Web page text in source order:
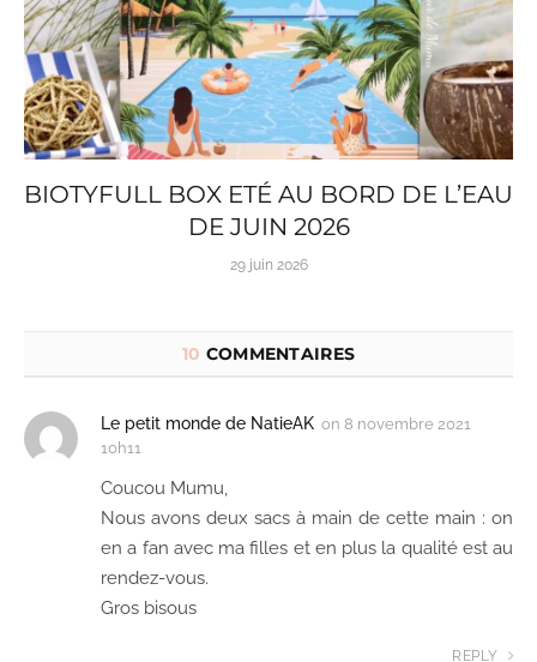
BIOTYFULL BOX ETÉ AU BORD DE L’EAU
DE JUIN 2026
29 juin 2026
10 COMMENTAIRES
Le petit monde de NatieAK on 8 novembre 2021
10h11
Coucou Mumu,
Nous avons deux sacs à main de cette main : on
en a fan avec ma filles et en plus la qualité est au
rendez-vous.
Gros bisous
REPLY